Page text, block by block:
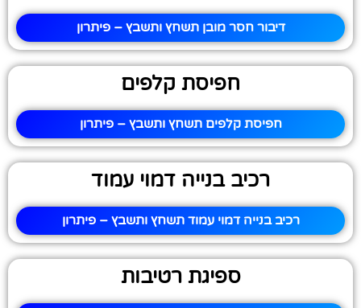
דיבור חסר מובן תשחץ ותשבץ – פיתרון
חפיסת קלפים
חפיסת קלפים תשחץ ותשבץ – פיתרון
רכיב בנייה דמוי עמוד
רכיב בנייה דמוי עמוד תשחץ ותשבץ – פיתרון
ספיגת רטיבות